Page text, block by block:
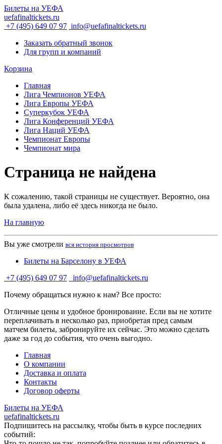
Билеты на УЕФА
uefafinaltickets.ru
+7 (495) 649 07 97 info@uefafinaltickets.ru
Заказать обратный звонок
Для групп и компаний
Корзина
Главная
Лига Чемпионов УЕФА
Лига Европы УЕФА
Суперкубок УЕФА
Лига Конференций УЕФА
Лига Наций УЕФА
Чемпионат Европы
Чемпионат мира
Страница не найдена
К сожалению, такой страницы не существует. Вероятно, она
была удалена, либо её здесь никогда не было.
На главную
Вы уже смотрели вся история просмотров
Билеты на Барселону в УЕФА
+7 (495) 649 07 97
info@uefafinaltickets.ru
Почему обращаться нужно к нам? Все просто:
Отличные цены и удобное бронирование. Если вы не хотите
переплачивать в несколько раз, приобретая пред самым
матчем билеты, забронируйте их сейчас. Это можно сделать
даже за год до события, что очень выгодно.
Главная
О компании
Доставка и оплата
Контакты
Договор оферты
Билеты на УЕФА
uefafinaltickets.ru
Подпишитесь на рассылку, чтобы быть в курсе последних
событий: